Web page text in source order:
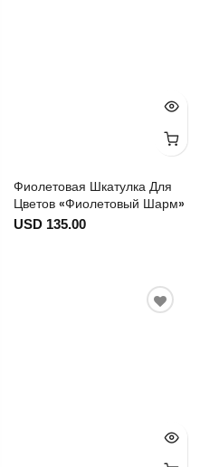
Фиолетовая Шкатулка Для
Цветов «Фиолетовый Шарм»
USD 135.00